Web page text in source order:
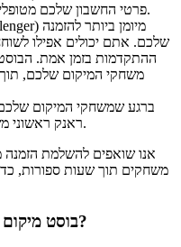
BoostRoyal, פרטי החשבון שלכם מטופלים בסודיות מוחלטת.
שלכם. אתם יכולים אפילו
ההתקדמות בזמן אמת.
משחקי המיקום שלכם,
ברגע שמשחקי המיקום שלכם
ראנק ראשוני משופר, מוכן להמשך הטיפוס שלכם.
אנו שואפים להשלמת הזמנה
משחקים תוך שעות ספורות,
בוסט מיקום סולו מול דואו: באיזה נתיב תבחרו?